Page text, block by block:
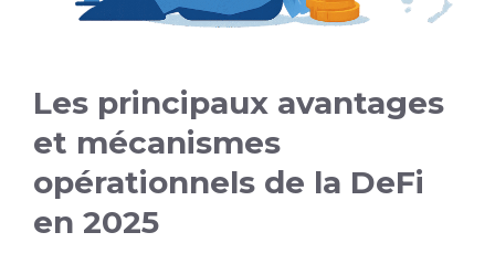
Les principaux avantages
et mécanismes
opérationnels de la DeFi
en 2025